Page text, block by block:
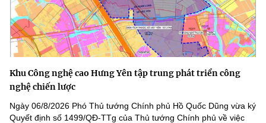
Khu Công nghệ cao Hưng Yên tập trung phát triển công
nghệ chiến lược
Ngày 06/8/2026 Phó Thủ tướng Chính phủ Hồ Quốc Dũng vừa ký
Quyết định số 1499/QĐ-TTg của Thủ tướng Chính phủ về việc